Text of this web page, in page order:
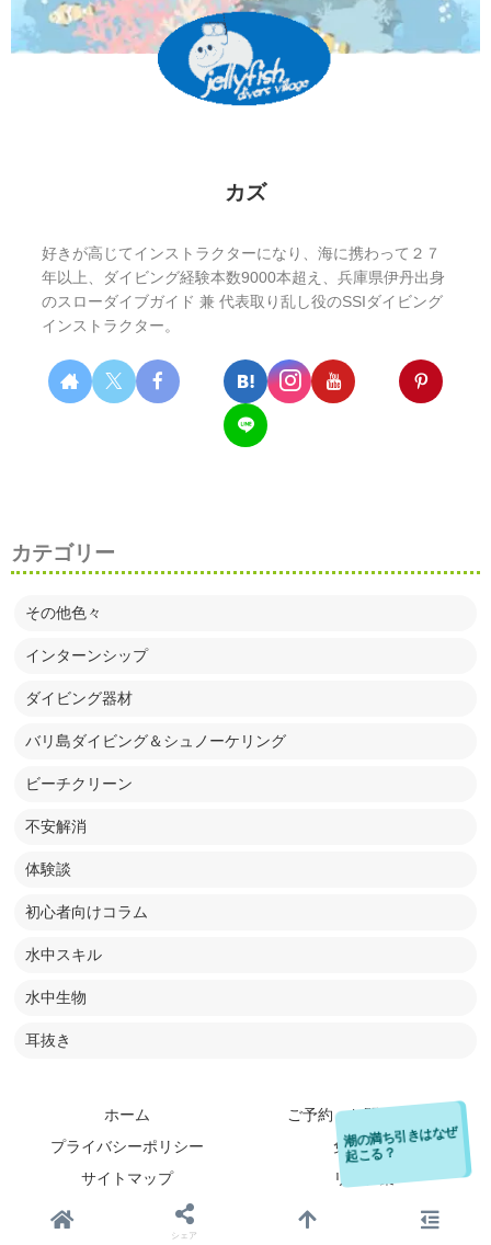
カズ
好きが高じてインストラクターになり、海に携わって２７
年以上、ダイビング経験本数9000本超え、兵庫県伊丹出身
のスローダイブガイド 兼 代表取り乱し役のSSIダイビング
インストラクター。
カテゴリー
その他色々
インターンシップ
ダイビング器材
バリ島ダイビング＆シュノーケリング
ビーチクリーン
不安解消
体験談
初心者向けコラム
水中スキル
水中生物
耳抜き
ホーム
ご予約・お問い合わせ
プライバシーポリシー
免責事項
サイトマップ
リンク集
© 2007 バリ島くらげ村.
シェア
潮の満ち引きはなぜ
起こる？
月と太陽の引力で海
水が動くからです！